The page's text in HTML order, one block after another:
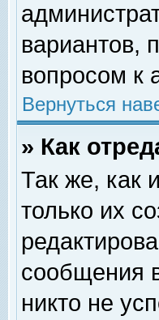
вариантов,
вопросом к
Вернуться
» Как
Так же, как
только их
сообщения
никто не